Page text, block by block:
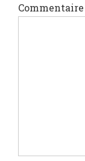
Commentaire